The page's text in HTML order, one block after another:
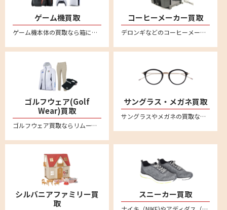
ゲーム機買取
ゲーム機本体の買取なら箱に詰めてご自宅から送るだけの便利な宅配買取専門店リムーブ。ニンテンドー Switchスイッチ/スイッチ2、PS5プレステ5、PS4プレステ4 などの最新からレトロゲームまでいろいろお売りいただけます。
コーヒーメーカー買取
デロンギなどのコーヒーメーカーを売るならリムーブへ。全国対応・送料無料の安心宅配買取
ゴルフウェア(Golf
Wear)買取
ゴルフウェア買取ならリムーブの宅配買取がおすすめ。パーリーゲイツやマーク&ロナ、キャロウェイなど有名ブランドなど多数ブランドを高価買取。レディース・メンズの商品お売りください。不要なゴルフウェアを自宅で箱に詰めて送るだけの簡単査定。全国対応・送料無料。LINEによるオンライン査定も便利
サングラス・メガネ買取
サングラスやメガネの買取ならリムーブの宅配買取が便利です。アヤメ、モスコット、アイヴァン7285、フォーナインズ、レイバンといった 人気ブランドのサングラスや眼鏡・メガネフレームを中心に買取強化中です
シルバニアファミリー買
取
スニーカー買取